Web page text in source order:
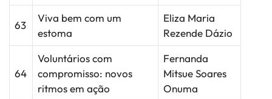
63
Viva bem com um
estoma
Eliza Maria
Rezende Dázio
64
Voluntários com
compromisso: novos
ritmos em ação
Fernanda
Mitsue Soares
Onuma